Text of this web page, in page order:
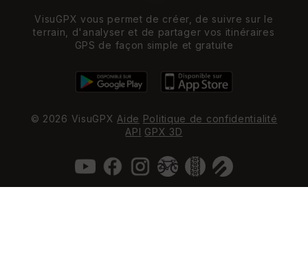
VisuGPX vous permet de créer, de suivre sur le
terrain, d'analyser et de partager vos itinéraires
GPS de façon simple et gratuite
© 2026 VisuGPX Aide Politique de confidentialité
API GPX 3D